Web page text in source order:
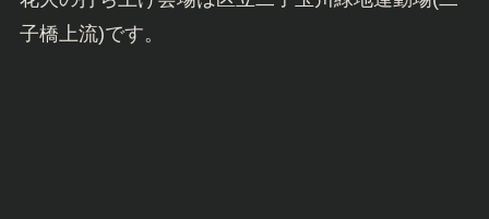
子橋上流)です。